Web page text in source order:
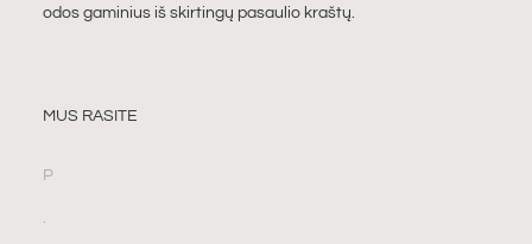
odos gaminius iš skirtingų pasaulio kraštų.
MUS RASITE
P
.